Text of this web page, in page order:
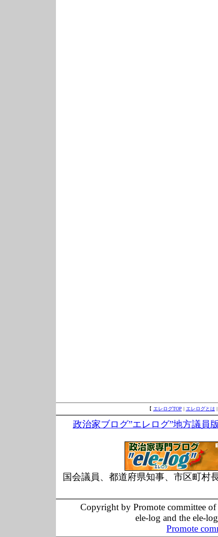
【 エレログTOP | エレログとは
政治家ブログ”エレログ”地方議員
国会議員、都道府県知事、市区町村
Copyright by Promote committee
ele-log and the ele-
Promote